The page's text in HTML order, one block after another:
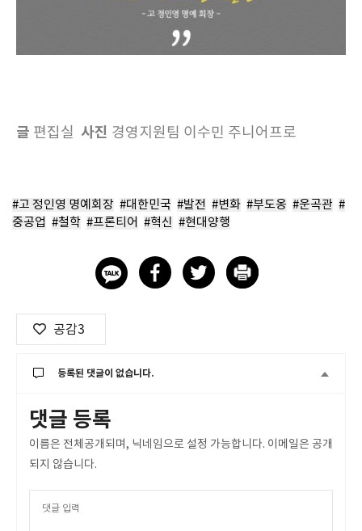
글 편집실 사진 경영지원팀 이수민 주니어프로
#고 정인영 명예회장 #대한민국 #발전 #변화 #부도옹 #운곡관 #
중공업 #철학 #프론티어 #혁신 #현대양행
공감3
등록된 댓글이 없습니다.
댓글 등록
이름은 전체공개되며, 닉네임으로 설정 가능합니다. 이메일은 공개
되지 않습니다.